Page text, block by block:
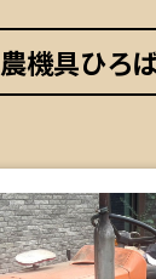
農機具ひろ